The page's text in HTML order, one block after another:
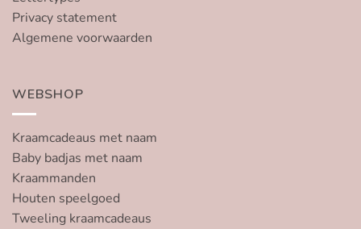
Privacy statement
Algemene voorwaarden
WEBSHOP
Kraamcadeaus met naam
Baby badjas met naam
Kraammanden
Houten speelgoed
Tweeling kraamcadeaus